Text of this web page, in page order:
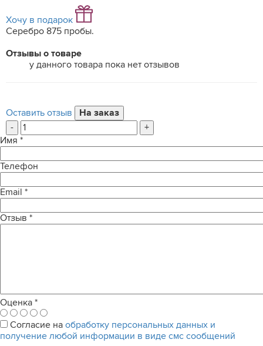
Хочу в подарок
Серебро 875 пробы.
Отзывы о товаре
у данного товара пока нет отзывов
Оставить отзыв
-
+
Имя *
Телефон
Email *
Отзыв *
Оценка *
Согласие на обработку персональных данных и
получение любой информации в виде смс сообщений